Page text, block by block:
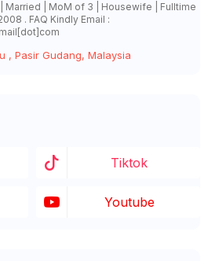
Married | MoM of 3 | Housewife | Fulltime
. FAQ Kindly Email :
, Pasir Gudang, Malaysia
Tiktok
Youtube